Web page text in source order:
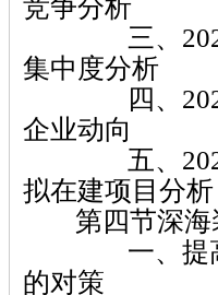
竞争分析
三、2022-
集中度分析
四、2022-
企业动向
五、2022-
拟在建项目分析
第四节深海
一、提高深
的对策